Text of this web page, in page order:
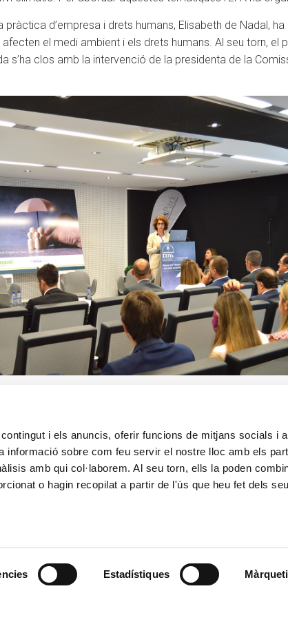
i els anuncis, oferir funcions de mitjans socials i
informació sobre com feu servir el nostre lloc amb els
amb qui col·laborem. Al seu torn, ells la poden
o hagin recopilat a partir de l'ús que heu fet dels
Estadístiques
d’empresa i drets humans, Elisabeth de Nadal,
el medi ambient i els drets humans. Al seu torn, el
s’ha clos amb la intervenció de la presidenta de la
CONTACTE
+376 88 88 88
MÉS CREAND
Govern Corporatiu